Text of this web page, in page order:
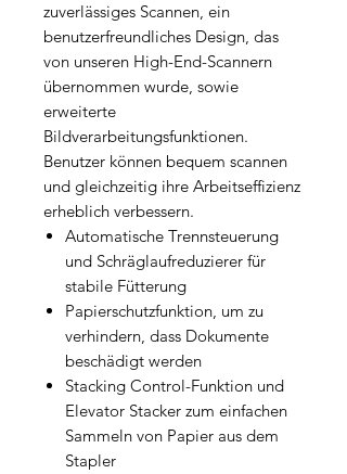
zuverlässiges Scannen, ein
benutzerfreundliches Design, das
von unseren High-End-Scannern
übernommen wurde, sowie
erweiterte
Bildverarbeitungsfunktionen.
Benutzer können bequem scannen
und gleichzeitig ihre Arbeitseffizienz
erheblich verbessern.
Automatische Trennsteuerung
und Schräglaufreduzierer für
stabile Fütterung
Papierschutzfunktion, um zu
verhindern, dass Dokumente
beschädigt werden
Stacking Control-Funktion und
Elevator Stacker zum einfachen
Sammeln von Papier aus dem
Stapler